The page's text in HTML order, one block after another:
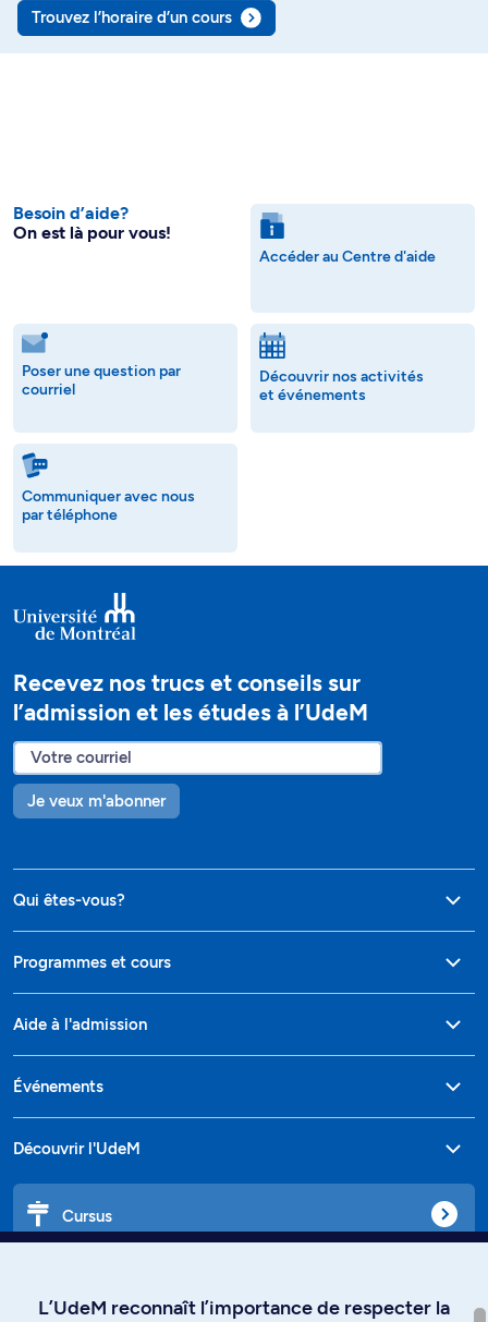
Trouvez l’horaire d’un cours
Besoin d’aide?
On est là pour vous!
Accéder au Centre d'aide
Poser une question par
courriel
Découvrir nos activités
et événements
Communiquer avec nous
par téléphone
Recevez nos trucs et conseils sur
l’admission et les études à l’UdeM
Je veux m'abonner
Qui êtes-vous?
Programmes et cours
Aide à l'admission
Événements
Découvrir l'UdeM
Cursus
L’UdeM reconnaît l’importance de respecter la